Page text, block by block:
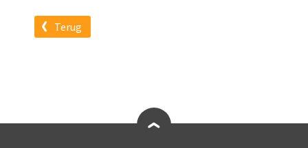
Terug